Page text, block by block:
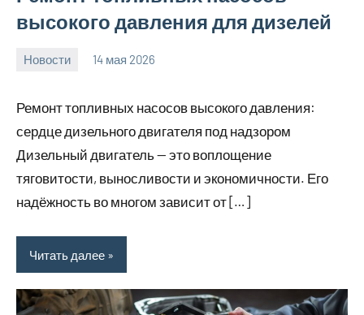
высокого давления для дизелей
Новости 14 мая 2026
Ремонт топливных насосов высокого давления:
сердце дизельного двигателя под надзором
Дизельный двигатель — это воплощение
тяговитости, выносливости и экономичности. Его
надёжность во многом зависит от […]
Читать далее